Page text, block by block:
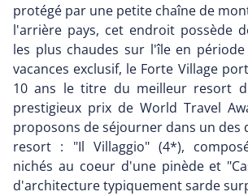
protégé par une petite chaîne de
l'arrière pays, cet endroit possède
les plus chaudes sur l'île en
vacances exclusif, le Forte Village
10 ans le titre du meilleur resort
prestigieux prix de World Travel
proposons de séjourner dans un des
resort : "Il Villaggio" (4*),
nichés au coeur d'une pinède et
d'architecture typiquement sarde